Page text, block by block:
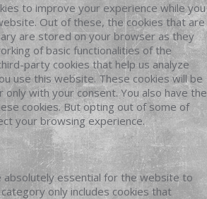
to improve your experience while you
Out of these, the cookies that are
are stored on your browser as they
of basic functionalities of the
party cookies that help us analyze
use this website. These cookies will be
with your consent. You also have the
cookies. But opting out of some of
your browsing experience.
absolutely essential for the website to
only includes cookies that